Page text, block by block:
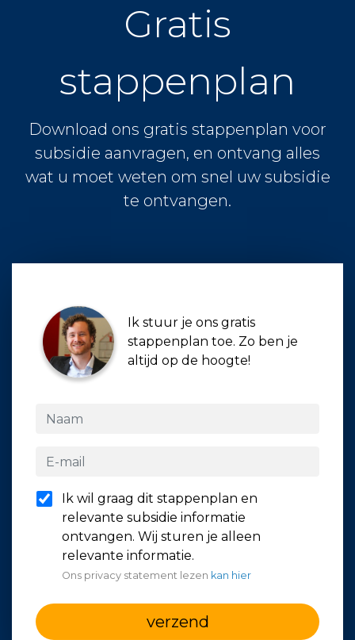
Gratis
stappenplan
Download ons gratis stappenplan voor
subsidie aanvragen, en ontvang alles
wat u moet weten om snel uw subsidie
te ontvangen.
Ik stuur je ons gratis
stappenplan toe. Zo ben je
altijd op de hoogte!
Ik wil graag dit stappenplan en
relevante subsidie informatie
ontvangen. Wij sturen je alleen
relevante informatie.
Ons privacy statement lezen kan hier
verzend